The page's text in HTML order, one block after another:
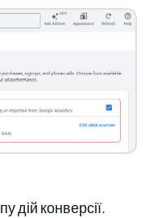
дій конверсії.